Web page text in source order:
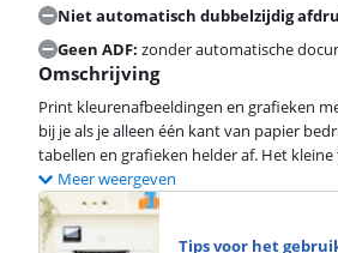
Niet automatisch dubbelzijdig
Geen ADF: zonder automatische
Omschrijving
Print kleurenafbeeldingen en grafieken
bij je als je alleen één kant van papier
tabellen en grafieken helder af. Het
Meer weergeven
Tips voor het